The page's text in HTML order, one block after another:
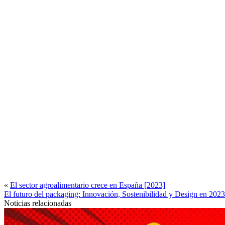
« El sector agroalimentario crece en España [2023]
El futuro del packaging: Innovación, Sostenibilidad y Design en 2023
Noticias relacionadas